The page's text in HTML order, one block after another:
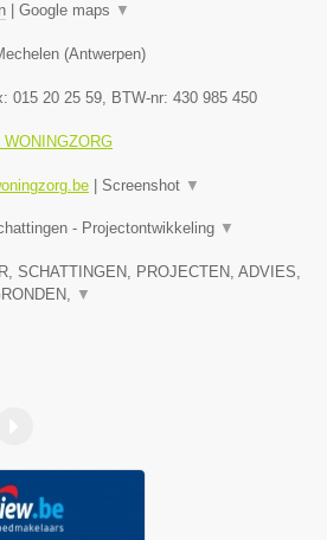
Google maps ▼
(Antwerpen)
015 20 25 59, BTW-nr: 430 985 450
Screenshot ▼
- Projectontwikkeling ▼
SCHATTINGEN, PROJECTEN, ADVIES,
▼